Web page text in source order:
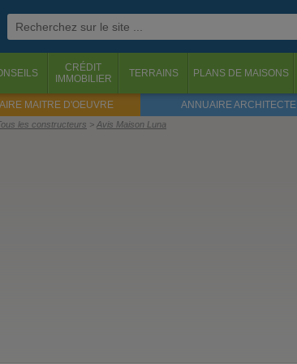
CRÉDIT
IMMOBILIER
TERRAINS PLANS DE MAISONS
MAITRE D'OEUVRE ANNUAIRE ARCHITECTE
les constructeurs Avis Maison Luna